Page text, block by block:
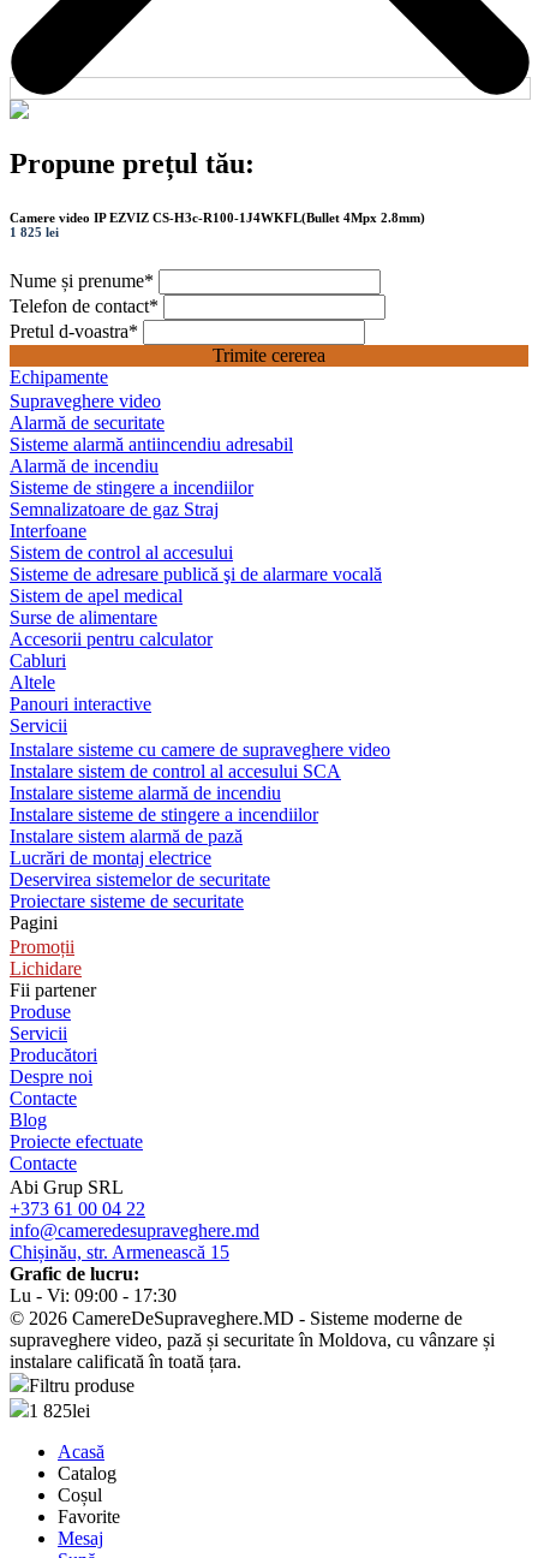
Propune prețul tău:
Camere video IP EZVIZ CS-H3c-R100-1J4WKFL(Bullet 4Mpx 2.8mm)
1 825 lei
Nume și prenume*
Telefon de contact*
Pretul d-voastra*
Trimite cererea
Echipamente
Supraveghere video
Alarmă de securitate
Sisteme alarmă antiincendiu adresabil
Alarmă de incendiu
Sisteme de stingere a incendiilor
Semnalizatoare de gaz Straj
Interfoane
Sistem de control al accesului
Sisteme de adresare publică şi de alarmare vocală
Sistem de apel medical
Surse de alimentare
Accesorii pentru calculator
Cabluri
Altele
Panouri interactive
Servicii
Instalare sisteme cu camere de supraveghere video
Instalare sistem de control al accesului SCA
Instalare sisteme alarmă de incendiu
Instalare sisteme de stingere a incendiilor
Instalare sistem alarmă de pază
Lucrări de montaj electrice
Deservirea sistemelor de securitate
Proiectare sisteme de securitate
Pagini
Promoții
Lichidare
Fii partener
Produse
Servicii
Producători
Despre noi
Contacte
Blog
Proiecte efectuate
Contacte
Abi Grup SRL
+373 61 00 04 22
info@cameredesupraveghere.md
Chișinău, str. Armenească 15
Grafic de lucru:
Lu - Vi: 09:00 - 17:30
© 2026 CamereDeSupraveghere.MD - Sisteme moderne de
supraveghere video, pază și securitate în Moldova, cu vânzare și
instalare calificată în toată țara.
Filtru produse
1 825lei
Acasă
Catalog
Coșul
Favorite
Mesaj